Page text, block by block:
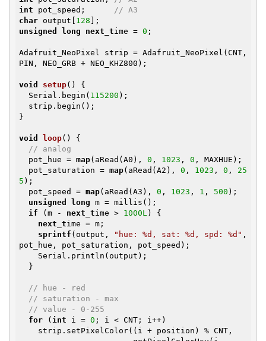
int pot_speed;
// A3
char output[ 128
unsigned
long next_time = 0 ;
Adafruit_NeoPixel strip = Adafruit_NeoPixel(CNT,
PIN, NEO_GRB + NEO_KHZ800);
void setup()
{
  Serial.begin(
115200 );
}
void loop()
{
// analog
  pot_hue =
map(aRead(A0), 0 , 1023 , 0 , MAXHUE);
  pot_saturation =
map(aRead(A2), 0 , 1023 , 0 , 25
5 );
  pot_speed =
map(aRead(A3), 0 , 1023 , 1 , 500 );
unsigned
long m = millis();
if (m - next_time > 1000L ) {
next_time = m;
sprintf (output, "hue: %d, sat: %d, spd: %d" ,
pot_hue, pot_saturation, pot_speed);
// hue - red
// saturation - max
// value - 0-255
for ( int i = 0 ; i < CNT; i++)